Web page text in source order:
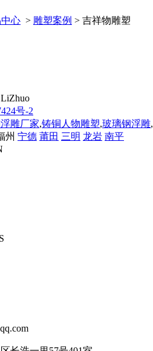
心 > 雕塑案例 > 吉祥物雕塑
LiZhuo
号-2
雕厂家,铸铜人物雕塑,玻璃钢浮雕,
州 宁德 莆田 三明 龙岩 南平